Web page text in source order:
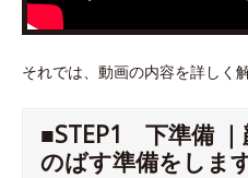
それでは、動画の内容を詳しく
■STEP1 下準備 ｜
のばす準備をしま